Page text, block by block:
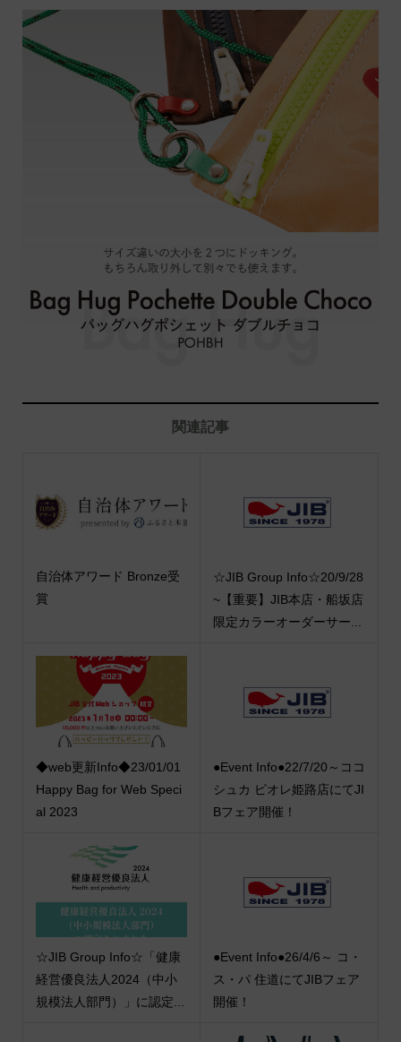
関連記事
自治体アワード Bronze受
賞
☆JIB Group Info☆20/9/28
~【重要】JIB本店・船坂店
限定カラーオーダーサー...
◆web更新Info◆23/01/01
Happy Bag for Web Speci
al 2023
●Event Info●22/7/20～ココ
シュカ ピオレ姫路店にてJI
Bフェア開催！
☆JIB Group Info☆「健康
経営優良法人2024（中小
規模法人部門）」に認定...
●Event Info●26/4/6～ コ・
ス・パ 住道にてJIBフェア
開催！